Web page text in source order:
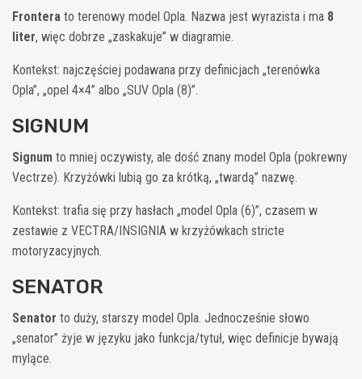
Frontera to terenowy model Opla. Nazwa jest wyrazista i ma 8
liter, więc dobrze „zaskakuje” w diagramie.
Kontekst: najczęściej podawana przy definicjach „terenówka
Opla”, „opel 4×4” albo „SUV Opla (8)”.
SIGNUM
Signum to mniej oczywisty, ale dość znany model Opla (pokrewny
Vectrze). Krzyżówki lubią go za krótką, „twardą” nazwę.
Kontekst: trafia się przy hasłach „model Opla (6)”, czasem w
zestawie z VECTRA/INSIGNIA w krzyżówkach stricte
motoryzacyjnych.
SENATOR
Senator to duży, starszy model Opla. Jednocześnie słowo
„senator” żyje w języku jako funkcja/tytuł, więc definicje bywają
mylące.